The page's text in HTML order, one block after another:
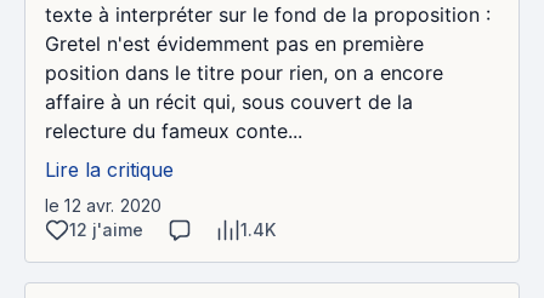
texte à interpréter sur le fond de la proposition :
Gretel n'est évidemment pas en première
position dans le titre pour rien, on a encore
affaire à un récit qui, sous couvert de la
relecture du fameux conte...
Lire la critique
le 12 avr. 2020
12 j'aime
1.4K